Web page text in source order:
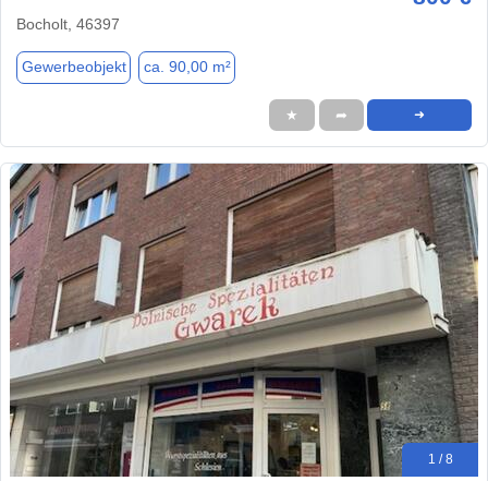
Bocholt, 46397
Gewerbeobjekt ca. 90,00 m²
★ ➦ ➜
1 / 8